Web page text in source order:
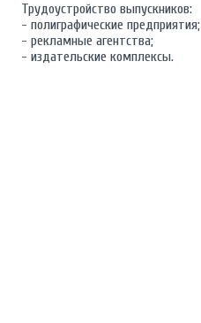
Трудоустройство выпускников:
- полиграфические предприятия;
- рекламные агентства;
- издательские комплексы.